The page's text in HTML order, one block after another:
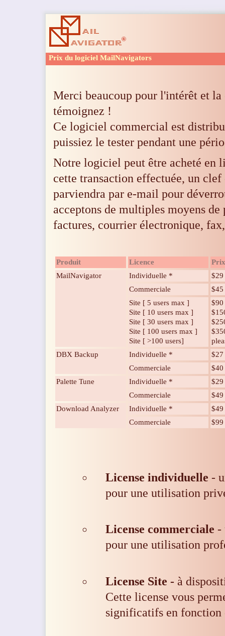
Prix du logiciel MailNavigators
Merci beaucoup pour l'intérêt et la
témoignez !
Ce logiciel commercial est
puissiez le tester pendant une
Notre logiciel peut être acheté en
cette transaction effectuée, un
parviendra par e-mail pour
acceptons de multiples moyens
factures, courrier électronique,
Produit Licence
MailNavigator
Individuelle *
$29
Commerciale
$45
Site [ 5 users max ]
Site [ 10 users max ]
Site [ 30 users max ]
Site [ 100 users max ]
Site [ >100 users]
$90
DBX Backup
Individuelle *
$27
Commerciale
$40
Palette Tune
Individuelle *
$29
Commerciale
$49
Download Analyzer
Individuelle *
$49
Commerciale
$99
License individuelle -
pour une utilisation
License commerciale -
pour une utilisation
License Site - à
Cette license vous
significatifs en fonction